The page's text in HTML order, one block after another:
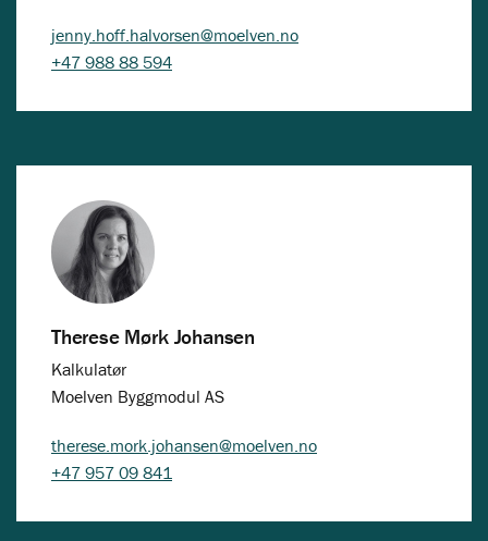
jenny.hoff.halvorsen@moelven.no
+47 988 88 594
Therese Mørk Johansen
Kalkulatør
Moelven Byggmodul AS
therese.mork.johansen@moelven.no
+47 957 09 841